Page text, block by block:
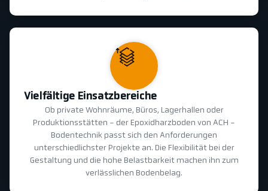
Vielfältige Einsatzbereiche
Ob private Wohnräume, Büros, Lagerhallen oder
Produktionsstätten - der Epoxidharzboden von ACH -
Bodentechnik passt sich den Anforderungen
unterschiedlichster Projekte an. Die Flexibilität bei der
Gestaltung und die hohe Belastbarkeit machen ihn zum
verlässlichen Bodenbelag.